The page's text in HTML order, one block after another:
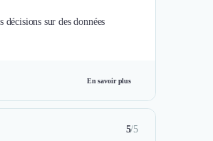
sur des données
En savoir plus
5/5